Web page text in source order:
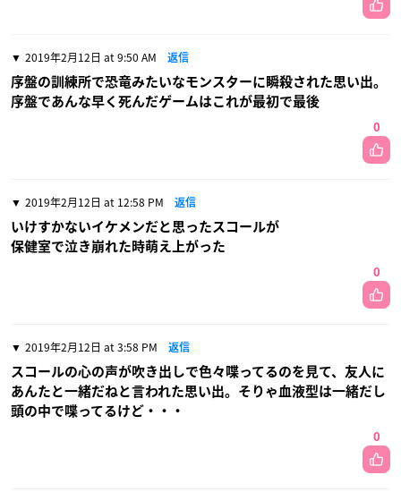
2019年2月12日 at 9:50 AM 返信
序盤の訓練所で恐竜みたいなモンスターに瞬殺された思い出。
序盤であんな早く死んだゲームはこれが最初で最後
0
2019年2月12日 at 12:58 PM 返信
いけすかないイケメンだと思ったスコールが
保健室で泣き崩れた時萌え上がった
0
2019年2月12日 at 3:58 PM 返信
スコールの心の声が吹き出しで色々喋ってるのを見て、友人に
あんたと一緒だねと言われた思い出。そりゃ血液型は一緒だし
頭の中で喋ってるけど・・・
0